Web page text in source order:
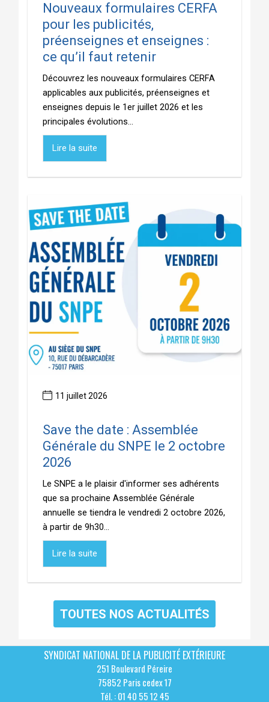
Nouveaux formulaires CERFA
pour les publicités,
préenseignes et enseignes :
ce qu’il faut retenir
Découvrez les nouveaux formulaires CERFA
applicables aux publicités, préenseignes et
enseignes depuis le 1er juillet 2026 et les
principales évolutions...
Lire la suite
11 juillet 2026
Save the date : Assemblée
Générale du SNPE le 2 octobre
2026
Le SNPE a le plaisir d'informer ses adhérents
que sa prochaine Assemblée Générale
annuelle se tiendra le vendredi 2 octobre 2026,
à partir de 9h30...
Lire la suite
TOUTES NOS ACTUALITÉS
SYNDICAT NATIONAL DE LA PUBLICITÉ EXTÉRIEURE
251 Boulevard Péreire
75852 Paris cedex 17
Tél. : 01 40 55 12 45